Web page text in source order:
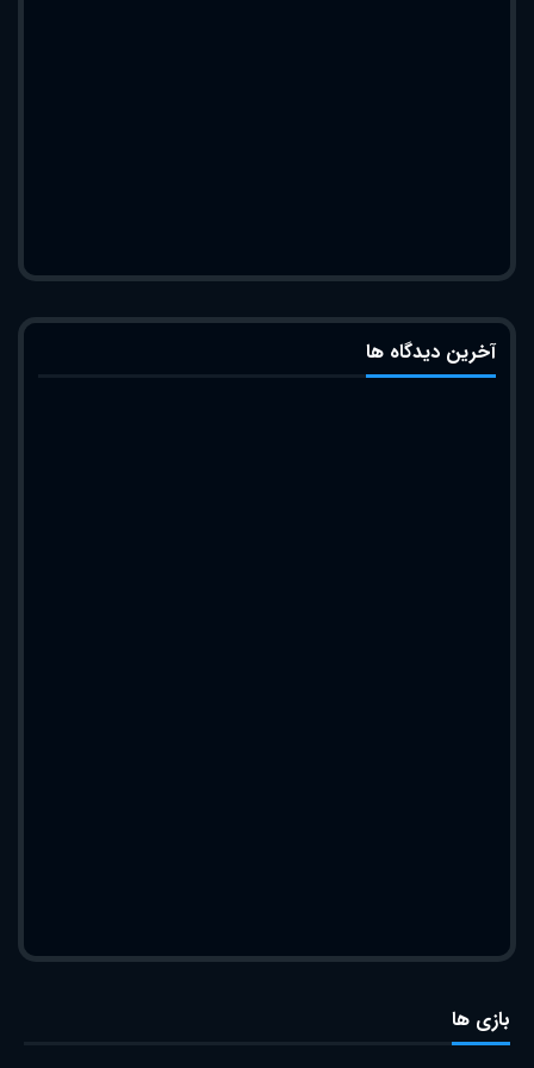
آخرین دیدگاه ها
بازی ها